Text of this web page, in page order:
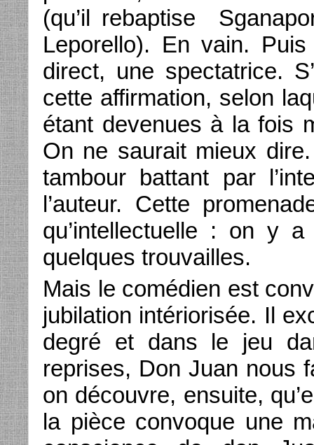
(qu’il rebaptise
Leporello). En vain.
direct, une spectatrice.
cette affirmation, selon
étant devenues à la fois
On ne saurait mieux
tambour battant par
l’auteur. Cette
qu’intellectuelle : on y
quelques trouvailles.
Mais le comédien est
jubilation intériorisée. Il
degré et dans le jeu
reprises, Don Juan nous
on découvre, ensuite,
la pièce convoque une